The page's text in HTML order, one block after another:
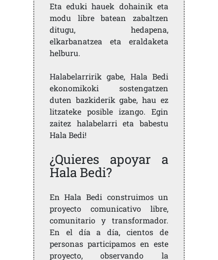
Eta eduki hauek dohainik eta
modu libre batean zabaltzen
ditugu, hedapena,
elkarbanatzea eta eraldaketa
helburu.
Halabelarririk gabe, Hala Bedi
ekonomikoki sostengatzen
duten bazkiderik gabe, hau ez
litzateke posible izango. Egin
zaitez halabelarri eta babestu
Hala Bedi!
¿Quieres apoyar a
Hala Bedi?
En Hala Bedi construimos un
proyecto comunicativo libre,
comunitario y transformador.
En el día a día, cientos de
personas participamos en este
proyecto, observando la